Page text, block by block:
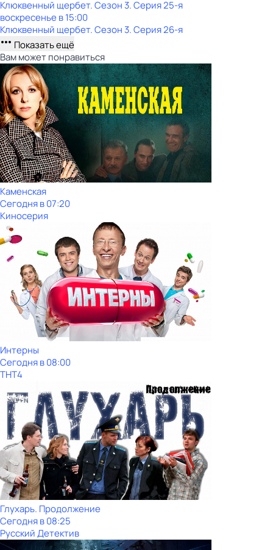
Клюквенный щербет. Сезон 3. Серия 25-я
воскресенье в15:00
Клюквенный щербет. Сезон 3. Серия 26-я
Показать ещё
Вам может понравиться
Каменская
Сегодня в 07:20
Киносерия
Интерны
Сегодня в 08:00
ТНТ4
Глухарь. Продолжение
Сегодня в 08:25
Русский Детектив